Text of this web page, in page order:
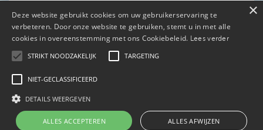
Natuurcalamiteiten in Zuid-Europa:
dit is wat je als adviseur moet weten
30 July 2026
Bekijk artikel
×
Deze website gebruikt cookies om uw gebruikerservaring te
verbeteren. Door onze website te gebruiken, stemt u in met alle
cookies in overeenstemming met ons Cookiebeleid. Lees verder
STRIKT NOODZAKELIJK TARGETING
NIET-GECLASSIFICEERD
DETAILS WEERGEVEN
ALLES ACCEPTEREN ALLES AFWIJZEN